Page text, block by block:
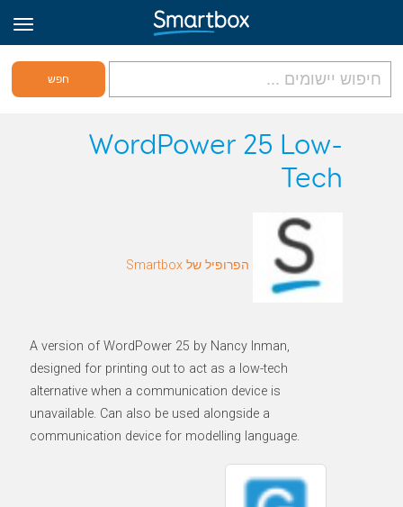
גריד אונליין
WordPower 25 Low-
Tech
הפרופיל של Smartbox
A version of WordPower 25 by Nancy Inman,
designed for printing out to act as a low-tech
alternative when a communication device is
unavailable. Can also be used alongside a
communication device for modelling language.